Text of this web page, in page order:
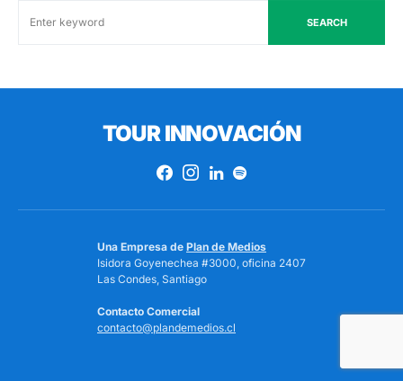
SEARCH
TOUR INNOVACIÓN
Una Empresa de Plan de Medios
Isidora Goyenechea #3000, oficina 2407
Las Condes, Santiago
Contacto Comercial
contacto@plandemedios.cl